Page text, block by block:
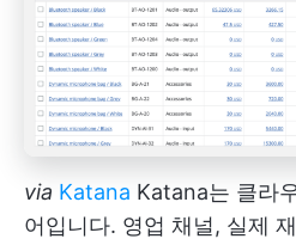
via Katana Katana는 클라
어입니다. 영업 채널, 실제